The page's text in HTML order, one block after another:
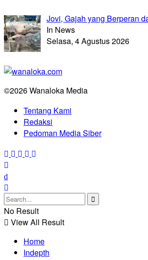
Jovi, Gajah yang Berperan
In News
Selasa, 4 Agustus 2026
©2026 Wanaloka Media
Tentang Kami
Redaksi
Pedoman Media Siber
No Result
View All Result
Home
Indepth